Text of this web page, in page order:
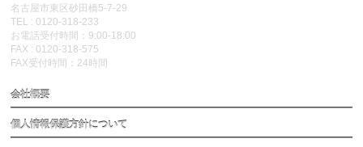
名古屋市東区砂田橋5-7-29
TEL : 0120-318-233
お電話受付時間：9:00-18:00
FAX : 0120-318-575
FAX受付時間：24時間
会社概要
個人情報保護方針について